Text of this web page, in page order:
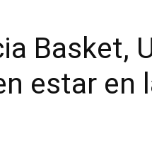
Basket,
estar en